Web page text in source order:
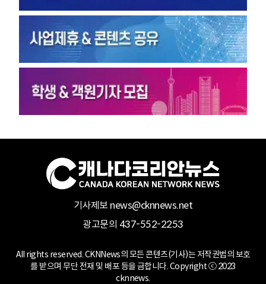
기사제보 news@cknnews.net
광고문의 437-552-2253
All rights reserved. CKNNews의 모든 콘텐츠(기사)는 저작권법의 보호
를 받으며 무단 전재 및 배포 등을 금합니다. Copyright ⓒ 2023
cknnews.